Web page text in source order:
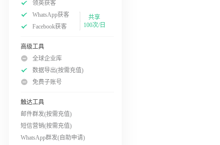
领英获客
WhatsApp获客
Facebook获客
共享
100次/日
高级工具
全球企业库
数据导出(按需充值)
免费子账号
触达工具
邮件群发(按需充值)
短信营销(按需充值)
WhatsApp群发(自助申请)